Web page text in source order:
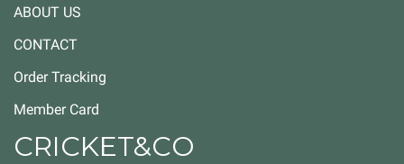
ABOUT US
CONTACT
Order Tracking
Member Card
CRICKET&CO